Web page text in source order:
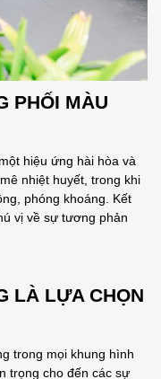
PHỐI MÀU
hiệu ứng hài hòa và
nhiệt huyết, trong khi
phóng khoáng. Kết
vị về sự tương phản
LÀ LỰA CHỌN
trong mọi khung hình
trọng cho đến các sự